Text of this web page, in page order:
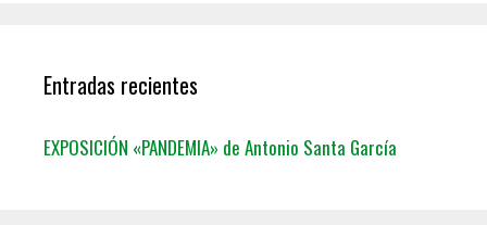
Entradas recientes
EXPOSICIÓN «PANDEMIA» de Antonio Santa García